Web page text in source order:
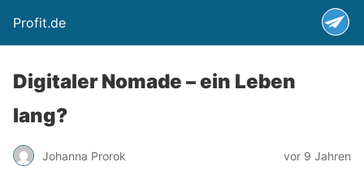
Profit.de
Digitaler Nomade – ein Leben
lang?
Johanna Prorok vor 9 Jahren